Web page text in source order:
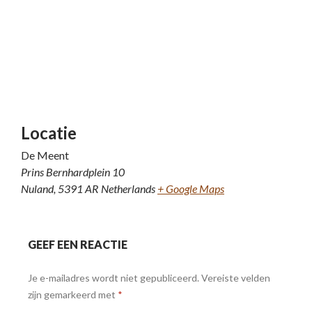
Locatie
De Meent
Prins Bernhardplein 10
Nuland, 5391 AR Netherlands + Google Maps
GEEF EEN REACTIE
Je e-mailadres wordt niet gepubliceerd. Vereiste velden
zijn gemarkeerd met *